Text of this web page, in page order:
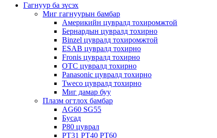
Гагнуур ба зүсэх
Миг гагнуурын бамбар
Америкийн цувралд тохиромжтой
Бернардын цувралд тохирно
Binzel цувралд тохиромжтой
ESAB цувралд тохирно
Fronis цувралд тохирно
OTC цувралд тохирно
Panasonic цувралд тохирно
Tweco цувралд тохирно
Миг дамар буу
Плазм огтлох бамбар
AG60 SG55
Бусад
P80 цуврал
PT31 PT40 PT60